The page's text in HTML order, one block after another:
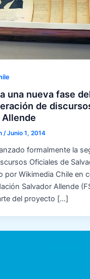
una nueva fase
de
Allende
/Junio 1, 2014
formalmente la
Oficiales de
por Wikimedia Chile en
Salvador Allende
del proyecto […]